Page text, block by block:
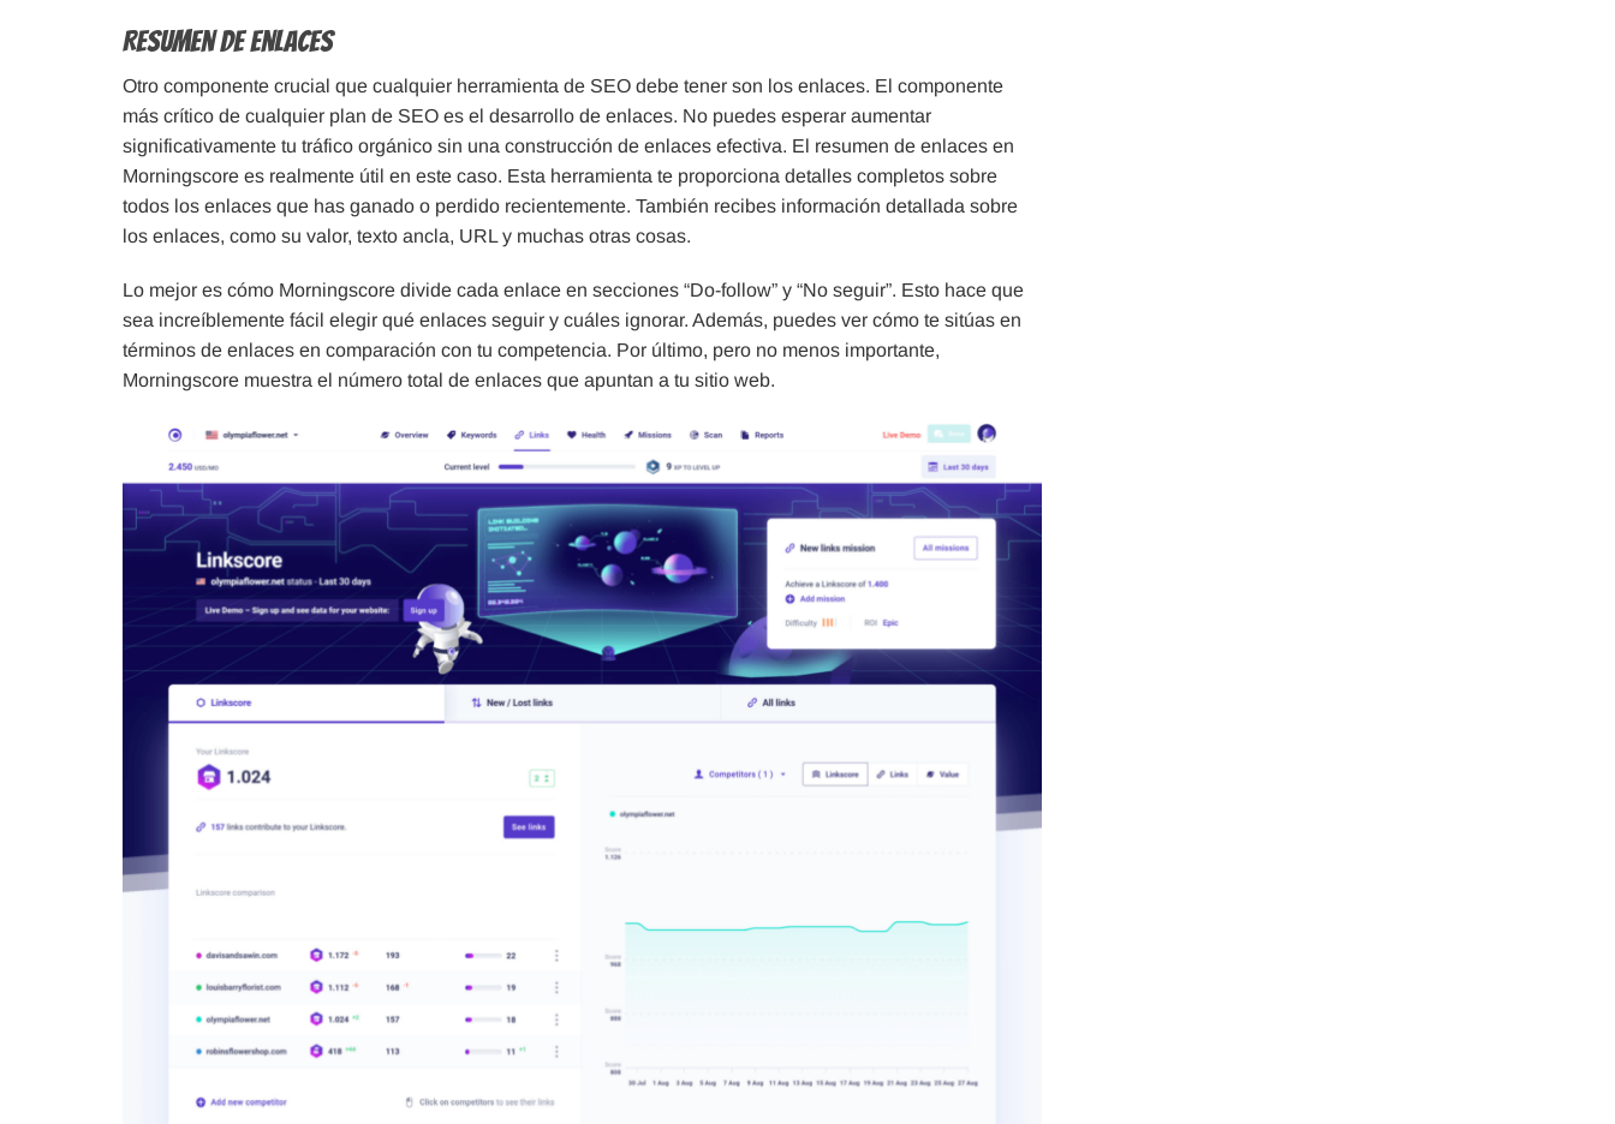
Resumen de Enlaces
Otro componente crucial que cualquier herramienta de SEO debe tener son los enlaces. El componente
más crítico de cualquier plan de SEO es el desarrollo de enlaces. No puedes esperar aumentar
significativamente tu tráfico orgánico sin una construcción de enlaces efectiva. El resumen de enlaces en
Morningscore es realmente útil en este caso. Esta herramienta te proporciona detalles completos sobre
todos los enlaces que has ganado o perdido recientemente. También recibes información detallada sobre
los enlaces, como su valor, texto ancla, URL y muchas otras cosas.
Lo mejor es cómo Morningscore divide cada enlace en secciones “Do-follow” y “No seguir”. Esto hace que
sea increíblemente fácil elegir qué enlaces seguir y cuáles ignorar. Además, puedes ver cómo te sitúas en
términos de enlaces en comparación con tu competencia. Por último, pero no menos importante,
Morningscore muestra el número total de enlaces que apuntan a tu sitio web.